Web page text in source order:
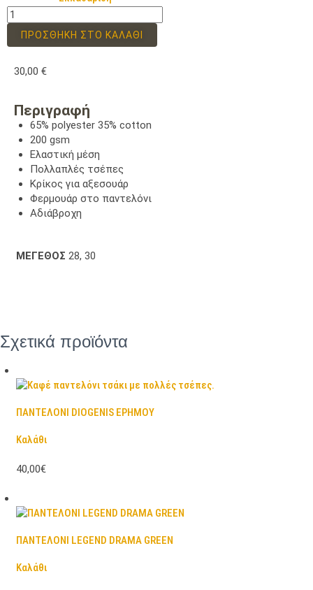
ΠΡΟΣΘΉΚΗ ΣΤΟ ΚΑΛΆΘΙ
30,00 €
Περιγραφή
65% polyester 35% cotton
200 gsm
Ελαστική μέση
Πολλαπλές τσέπες
Κρίκος για αξεσουάρ
Φερμουάρ στο παντελόνι
Αδιάβροχη
ΜΕΓΕΘΟΣ 28, 30
Σχετικά προϊόντα
ΠΑΝΤΕΛΟΝΙ DIOGENIS ΕΡΗΜΟΥ
Καλάθι
40,00€
ΠΑΝΤΕΛΟΝΙ LEGEND DRAMA GREEN
Καλάθι